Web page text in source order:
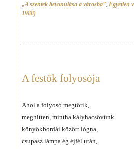
„A szentek bevonulása a városba”, Egyetlen
1988)
A festők folyosója
Ahol a folyosó megtörik,
meghitten, mintha kályhacsövünk
könyökbordái között lógna,
csupasz lámpa ég éjfél után,